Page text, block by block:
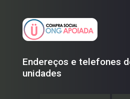
Endereços e telefones
unidades